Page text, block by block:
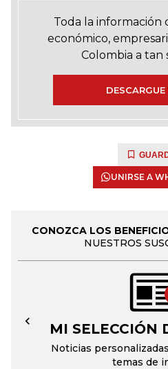
Toda la información
económico,
Colombia a tan
UNIRSE A
CONOZCA LOS
NUESTROS
MI SELECCIÓN
Noticias
temas de
←